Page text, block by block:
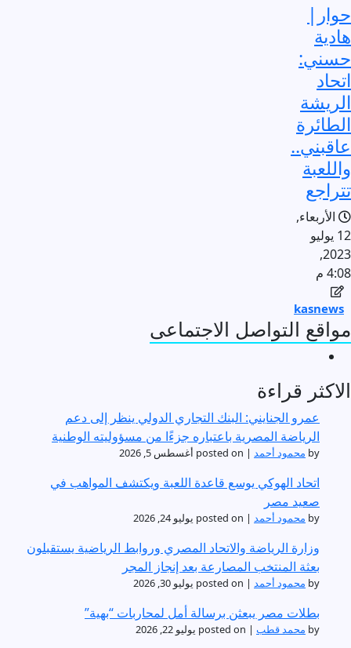
حوار|
هادية
حسني:
اتحاد
الريشة
الطائرة
عاقبني..
واللعبة
تتراجع
الأربعاء,
12 يوليو
2023,
4:08 م
kasnews
مواقع التواصل الاجتماعى
الاكثر قراءة
عمرو الجنايني: البنك التجاري الدولي ينظر إلى دعم
الرياضة المصرية باعتباره جزءًا من مسؤوليته الوطنية
by محمود أحمد | posted on أغسطس 5, 2026
اتحاد الهوكي يوسع قاعدة اللعبة ويكتشف المواهب في
صعيد مصر
by محمود أحمد | posted on يوليو 24, 2026
وزارة الرياضة والاتحاد المصري وروابط الرياضية يستقبلون
بعثة المنتخب المصارعة بعد إنجاز المجر
by محمود أحمد | posted on يوليو 30, 2026
بطلات مصر يبعثن برسالة أمل لمحاربات “بهية”
by محمد قطب | posted on يوليو 22, 2026